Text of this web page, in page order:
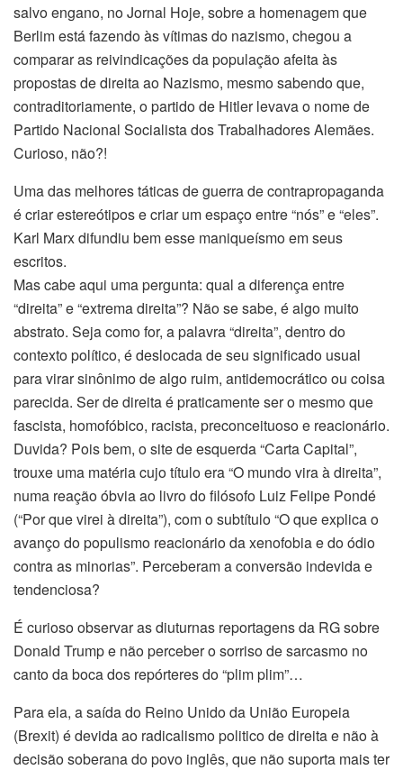
salvo engano, no Jornal Hoje, sobre a homenagem que
Berlim está fazendo às vítimas do nazismo, chegou a
comparar as reivindicações da população afeita às
propostas de direita ao Nazismo, mesmo sabendo que,
contraditoriamente, o partido de Hitler levava o nome de
Partido Nacional Socialista dos Trabalhadores Alemães.
Curioso, não?!
Uma das melhores táticas de guerra de contrapropaganda
é criar estereótipos e criar um espaço entre “nós” e “eles”.
Karl Marx difundiu bem esse maniqueísmo em seus
escritos.
Mas cabe aqui uma pergunta: qual a diferença entre
“direita” e “extrema direita”? Não se sabe, é algo muito
abstrato. Seja como for, a palavra “direita”, dentro do
contexto político, é deslocada de seu significado usual
para virar sinônimo de algo ruim, antidemocrático ou coisa
parecida. Ser de direita é praticamente ser o mesmo que
fascista, homofóbico, racista, preconceituoso e reacionário.
Duvida? Pois bem, o site de esquerda “Carta Capital”,
trouxe uma matéria cujo título era “O mundo vira à direita”,
numa reação óbvia ao livro do filósofo Luiz Felipe Pondé
(“Por que virei à direita”), com o subtítulo “O que explica o
avanço do populismo reacionário da xenofobia e do ódio
contra as minorias”. Perceberam a conversão indevida e
tendenciosa?
É curioso observar as diuturnas reportagens da RG sobre
Donald Trump e não perceber o sorriso de sarcasmo no
canto da boca dos repórteres do “plim plim”…
Para ela, a saída do Reino Unido da União Europeia
(Brexit) é devida ao radicalismo politico de direita e não à
decisão soberana do povo inglês, que não suporta mais ter